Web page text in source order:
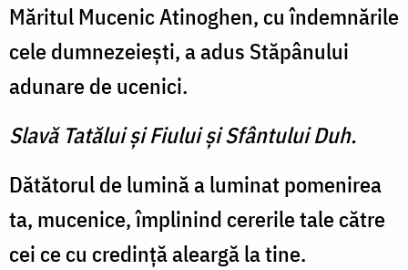
Măritul Mucenic Atinoghen, cu îndemnările
cele dumnezeieşti, a adus Stăpânului
adunare de ucenici.
Slavă Tatălui şi Fiului şi Sfântului Duh.
Dătătorul de lumină a luminat pomenirea
ta, mucenice, împlinind cererile tale către
cei ce cu credinţă aleargă la tine.